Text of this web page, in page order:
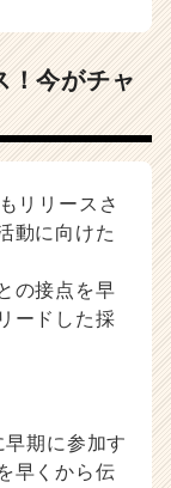
！今がチャ
リリースさ
動に向けた
の接点を早
ードした採
期に参加す
早くから伝